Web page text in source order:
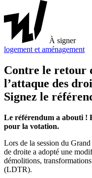
À signer
logement et aménagement
Contre le retour
l’attaque des
Signez le
Le référendum a abouti !
pour la votation.
Lors de la session du
de droite a adopté une
démolitions,
(LDTR).